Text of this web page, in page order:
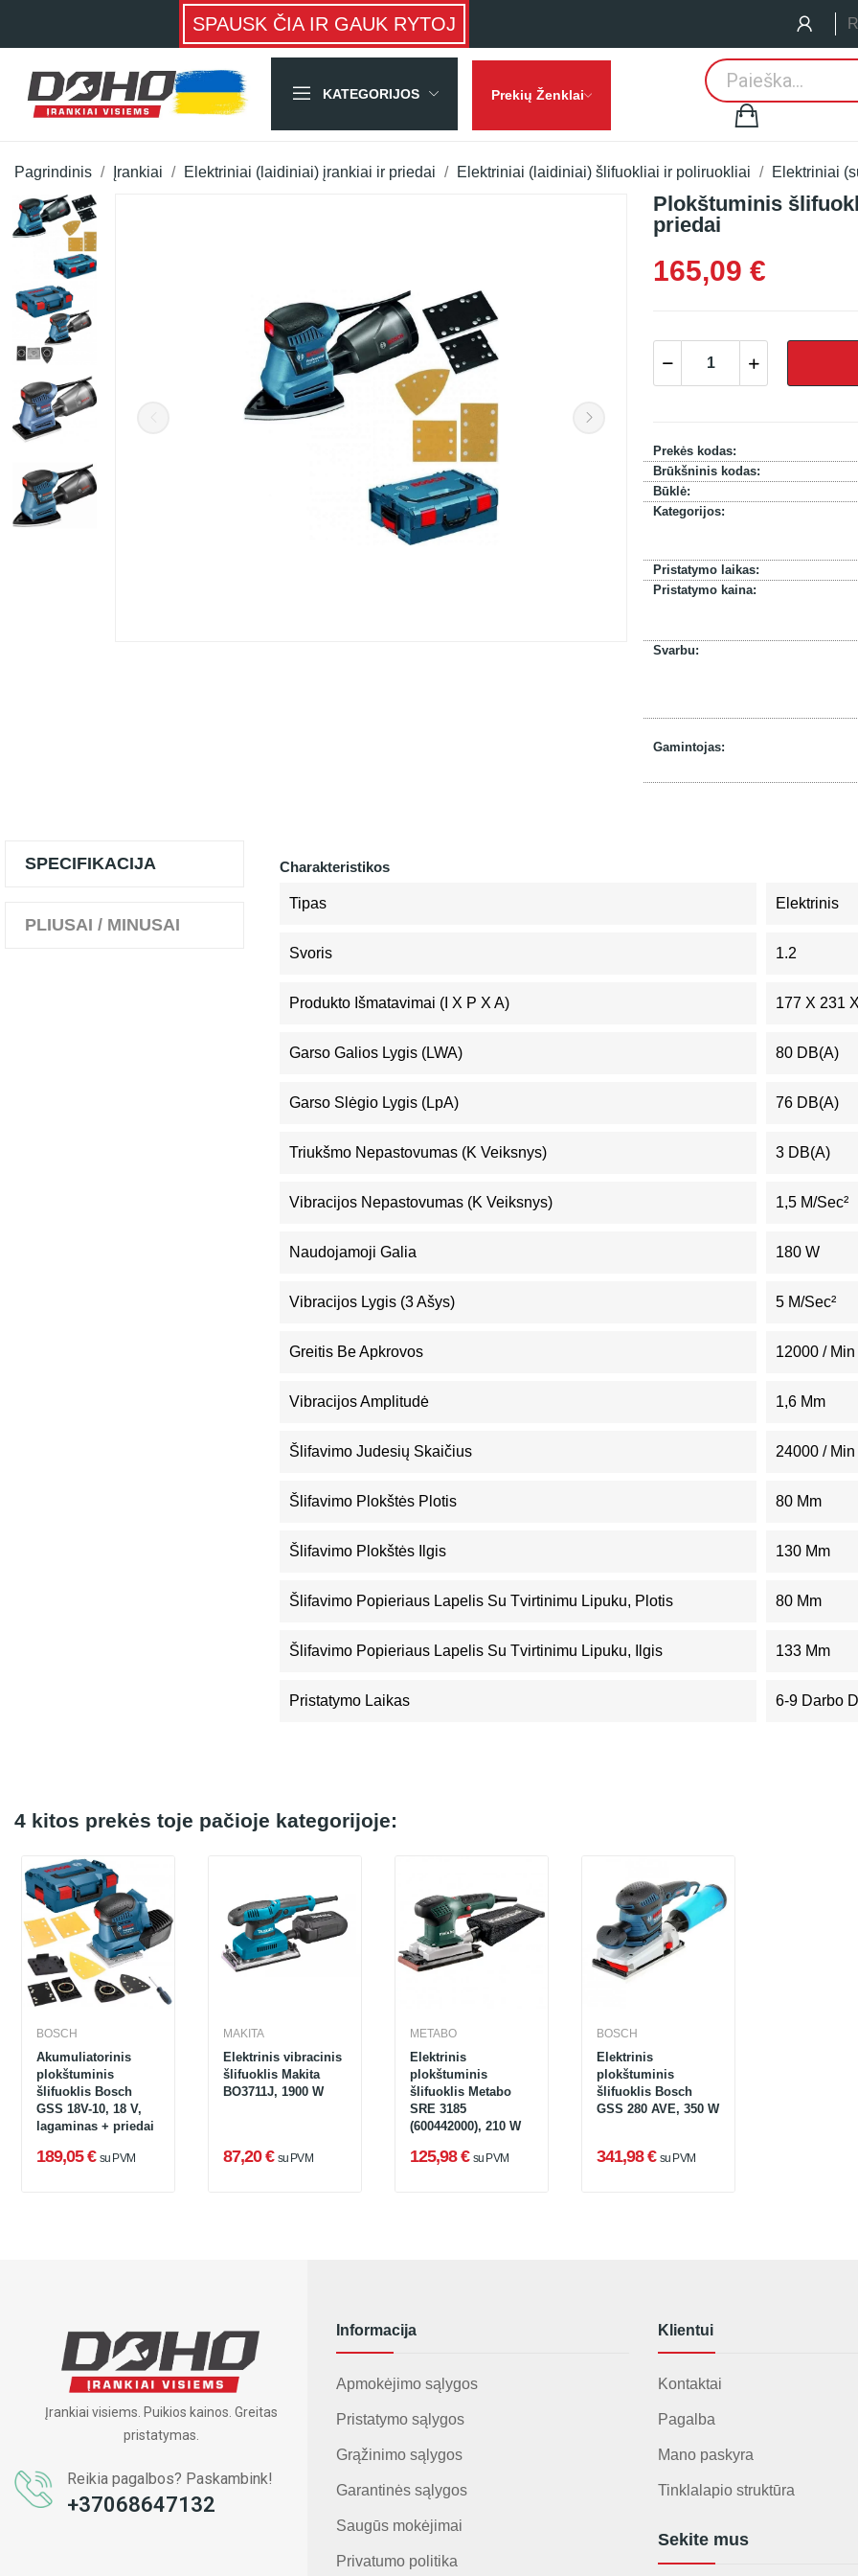
SPAUSK ČIA IR GAUK RYTOJ
KATEGORIJOS Prekių Ženklai
Pagrindinis Įrankiai Elektriniai (laidiniai) įrankiai ir priedai Elektriniai (laidiniai) šlifuokliai ir poliruokliai Elektriniai
Plokštuminis
priedai
165,09 €
Prekės kodas:
Brūkšninis kodas:
Būklė:
Kategorijos:
Pristatymo laikas:
Pristatymo kaina:
Svarbu:
Gamintojas:
SPECIFIKACIJA
PLIUSAI / MINUSAI
Charakteristikos
Tipas Elektrinis
Svoris 1.2
Produkto Išmatavimai (I X P X A) 177 X 231
Garso Galios Lygis (LWA) 80 DB(A)
Garso Slėgio Lygis (LpA) 76 DB(A)
Triukšmo Nepastovumas (K Veiksnys) 3 DB(A)
Vibracijos Nepastovumas (K Veiksnys) 1,5 M/sec²
Naudojamoji Galia 180 W
Vibracijos Lygis (3 Ašys) 5 M/sec²
Greitis Be Apkrovos 12000 / Min
Vibracijos Amplitudė 1,6 Mm
Šlifavimo Judesių Skaičius 24000 / Min
Šlifavimo Plokštės Plotis 80 Mm
Šlifavimo Plokštės Ilgis 130 Mm
Šlifavimo Popieriaus Lapelis Su Tvirtinimu Lipuku, Plotis 80 Mm
Šlifavimo Popieriaus Lapelis Su Tvirtinimu Lipuku, Ilgis 133 Mm
Pristatymo Laikas 6-9 Darbo
4 kitos prekės toje pačioje kategorijoje:
BOSCH
Akumuliatorinis
plokštuminis
šlifuoklis Bosch
GSS 18V-10, 18 V,
lagaminas + priedai
189,05 € su PVM
MAKITA
Elektrinis vibracinis
šlifuoklis Makita
BO3711J, 1900 W
87,20 € su PVM
METABO
Elektrinis
plokštuminis
šlifuoklis Metabo
SRE 3185
(600442000), 210 W
125,98 € su PVM
BOSCH
Elektrinis
plokštuminis
šlifuoklis Bosch
GSS 280 AVE, 350 W
341,98 € su PVM
Įrankiai visiems. Puikios kainos. Greitas
pristatymas.
Reikia pagalbos? Paskambink!
+37068647132
Informacija
Apmokėjimo sąlygos
Pristatymo sąlygos
Grąžinimo sąlygos
Garantinės sąlygos
Saugūs mokėjimai
Privatumo politika
Klientui
Kontaktai
Pagalba
Mano paskyra
Tinklalapio struktūra
Sekite mus